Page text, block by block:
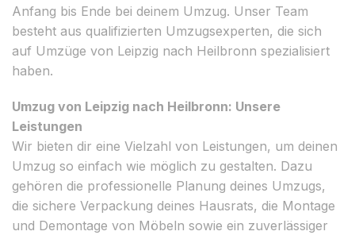
Anfang bis Ende bei deinem Umzug. Unser Team
besteht aus qualifizierten Umzugsexperten, die sich
auf Umzüge von Leipzig nach Heilbronn spezialisiert
haben.
Umzug von Leipzig nach Heilbronn: Unsere
Leistungen
Wir bieten dir eine Vielzahl von Leistungen, um deinen
Umzug so einfach wie möglich zu gestalten. Dazu
gehören die professionelle Planung deines Umzugs,
die sichere Verpackung deines Hausrats, die Montage
und Demontage von Möbeln sowie ein zuverlässiger